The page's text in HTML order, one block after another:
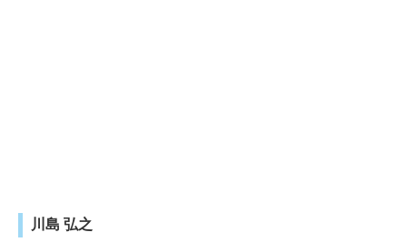
川島 弘之